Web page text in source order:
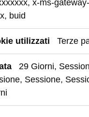
x-ms-
buid
Terze
29 Giorni,
Sessione,